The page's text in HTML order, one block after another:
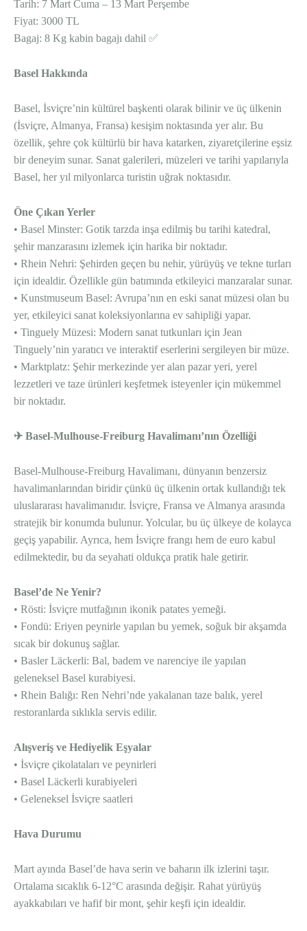
Tarih: 7 Mart Cuma – 13 Mart Perşembe
Fiyat: 3000 TL
Bagaj: 8 Kg kabin bagajı dahil ✅
Basel Hakkında
Basel, İsviçre’nin kültürel başkenti olarak bilinir ve üç ülkenin
(İsviçre, Almanya, Fransa) kesişim noktasında yer alır. Bu
özellik, şehre çok kültürlü bir hava katarken, ziyaretçilerine eşsiz
bir deneyim sunar. Sanat galerileri, müzeleri ve tarihi yapılarıyla
Basel, her yıl milyonlarca turistin uğrak noktasıdır.
Öne Çıkan Yerler
• Basel Minster: Gotik tarzda inşa edilmiş bu tarihi katedral,
şehir manzarasını izlemek için harika bir noktadır.
• Rhein Nehri: Şehirden geçen bu nehir, yürüyüş ve tekne turları
için idealdir. Özellikle gün batımında etkileyici manzaralar sunar.
• Kunstmuseum Basel: Avrupa’nın en eski sanat müzesi olan bu
yer, etkileyici sanat koleksiyonlarına ev sahipliği yapar.
• Tinguely Müzesi: Modern sanat tutkunları için Jean
Tinguely’nin yaratıcı ve interaktif eserlerini sergileyen bir müze.
• Marktplatz: Şehir merkezinde yer alan pazar yeri, yerel
lezzetleri ve taze ürünleri keşfetmek isteyenler için mükemmel
bir noktadır.
✈ Basel-Mulhouse-Freiburg Havalimanı’nın Özelliği
Basel-Mulhouse-Freiburg Havalimanı, dünyanın benzersiz
havalimanlarından biridir çünkü üç ülkenin ortak kullandığı tek
uluslararası havalimanıdır. İsviçre, Fransa ve Almanya arasında
stratejik bir konumda bulunur. Yolcular, bu üç ülkeye de kolayca
geçiş yapabilir. Ayrıca, hem İsviçre frangı hem de euro kabul
edilmektedir, bu da seyahati oldukça pratik hale getirir.
Basel’de Ne Yenir?
• Rösti: İsviçre mutfağının ikonik patates yemeği.
• Fondü: Eriyen peynirle yapılan bu yemek, soğuk bir akşamda
sıcak bir dokunuş sağlar.
• Basler Läckerli: Bal, badem ve narenciye ile yapılan
geleneksel Basel kurabiyesi.
• Rhein Balığı: Ren Nehri’nde yakalanan taze balık, yerel
restoranlarda sıklıkla servis edilir.
Alışveriş ve Hediyelik Eşyalar
• İsviçre çikolataları ve peynirleri
• Basel Läckerli kurabiyeleri
• Geleneksel İsviçre saatleri
Hava Durumu
Mart ayında Basel’de hava serin ve baharın ilk izlerini taşır.
Ortalama sıcaklık 6-12°C arasında değişir. Rahat yürüyüş
ayakkabıları ve hafif bir mont, şehir keşfi için idealdir.